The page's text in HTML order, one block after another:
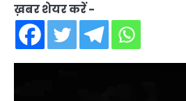
ख़बर शेयर करें -